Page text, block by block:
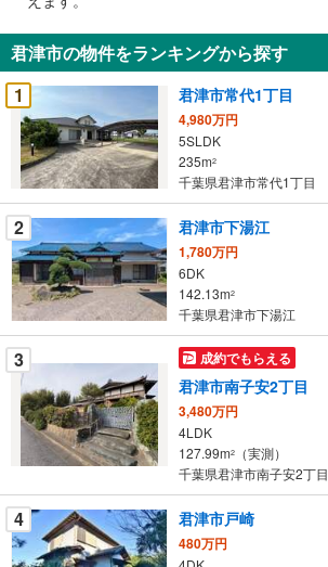
知
を
受
け
取
る
・
条
件
を
マ
イ
ペ
ー
ジ
に
保
す
る
君津市の物件をランキングから探す
1
君津市常代1丁目
4,980万円
5SLDK
235m2
千葉県君津市常代1丁目
2 君津市下湯江
1,780万円
6DK
142.13m2
千葉県君津市下湯江
3 成約でもらえる
君津市南子安2丁目
3,480万円
4LDK
127.99m2
（実測）
千葉県君津市南子安2丁目
4 君津市戸崎
480万円